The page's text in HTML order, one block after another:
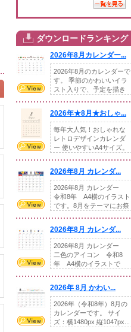
ダウンロードランキング
2026年8月カレンダー...
2026年8月のカレンダーで
す。 季節のかわいいイラ
スト入りで、予定を描き
2026年★8月★おしゃ...
毎年大人気！おしゃれな
レトロデザインカレンダ
ー 使いやすいA4サイズ。
2026年8月 カレンダ...
2026年8月 カレンダー
令和8年 A4横のイラスト
です。8月をテーマにお祭
2026年8月 カレンダ...
2026年8月 カレンダー
二色のアイコン 令和8
年 A4横のイラストで
2026年 8月 かわい...
2026年（令和8年）8月の
カレンダーです。 サイ
ズ：横1480px 縦1047px...